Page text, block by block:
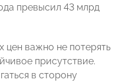
превысил 43 млрд
цен важно не потерять
присутствие.
в сторону